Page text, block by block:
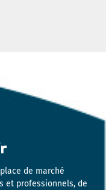
de marché
et professionnels, de